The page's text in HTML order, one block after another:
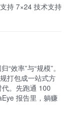
持 7×24 技术支持
效率”与“规模”。
打包成一站式方
代。先跑通 100
报告里，躺赚